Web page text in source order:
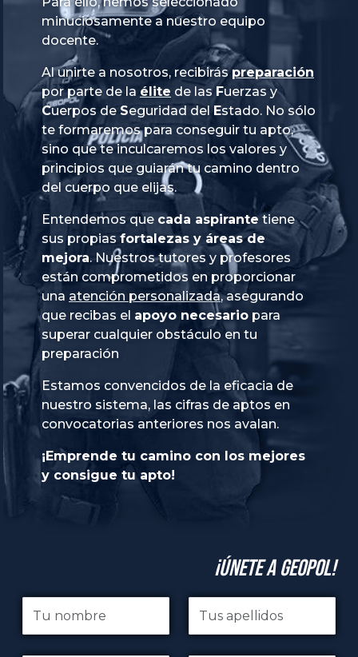
minuciosamente a nuestro equipo
docente.
Al unirte a nosotros, recibiráspreparación
por parte de la élite de las Fuerzas y
Cuerpos de Seguridad del Estado. No sólo
te formaremos para conseguir tu apto,
sino que te inculcaremos los valores y
principios que guiarán tu camino dentro
del cuerpo que elijas.
Entendemos que cada aspirante tiene
sus propias fortalezas y áreas de
mejora. Nuestros tutores y profesores
están comprometidos en proporcionar
una atención personalizada, asegurando
que recibas el apoyo necesario para
superar cualquier obstáculo en tu
preparación
Estamos convencidos de la eficacia de
nuestro sistema, las cifras de aptos en
convocatorias anteriores nos avalan.
¡Emprende tu camino con los mejores
y consigue tu apto!
¡Únete a GeoPol!